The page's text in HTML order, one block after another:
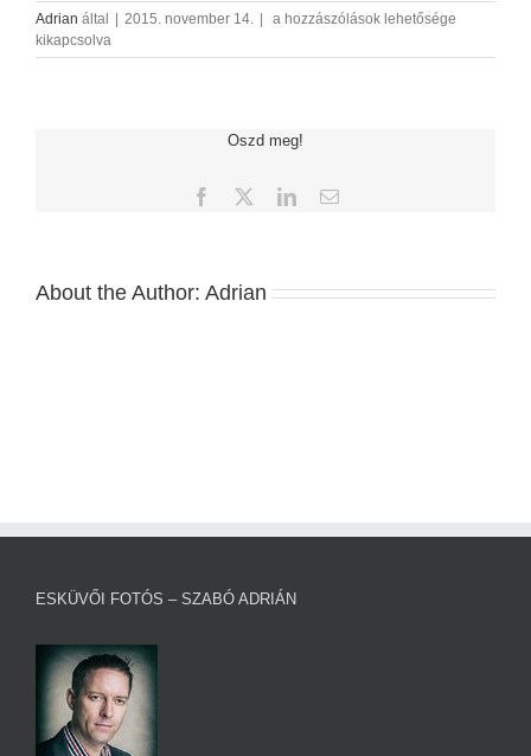
Adrian által | 2015. november 14. |
05
a hozzászólások lehetősége
kikapcsolva
Oszd meg!
Facebook LinkedInEmail:
About the Author: Adrian
ESKÜVŐI FOTÓS – SZABÓ ADRIÁN